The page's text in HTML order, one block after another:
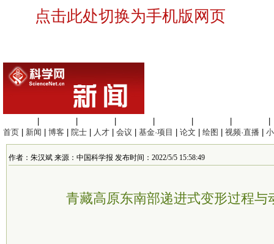
点击此处切换为手机版网页
首页
新闻 博客 院士 人才 会议 基金·项目 论文 绘图 视频·直播
作者：朱汉斌 来源：中国科学报 发布时间：2022/5/5 15:58:49
青藏高原东南部递进式变形过程与